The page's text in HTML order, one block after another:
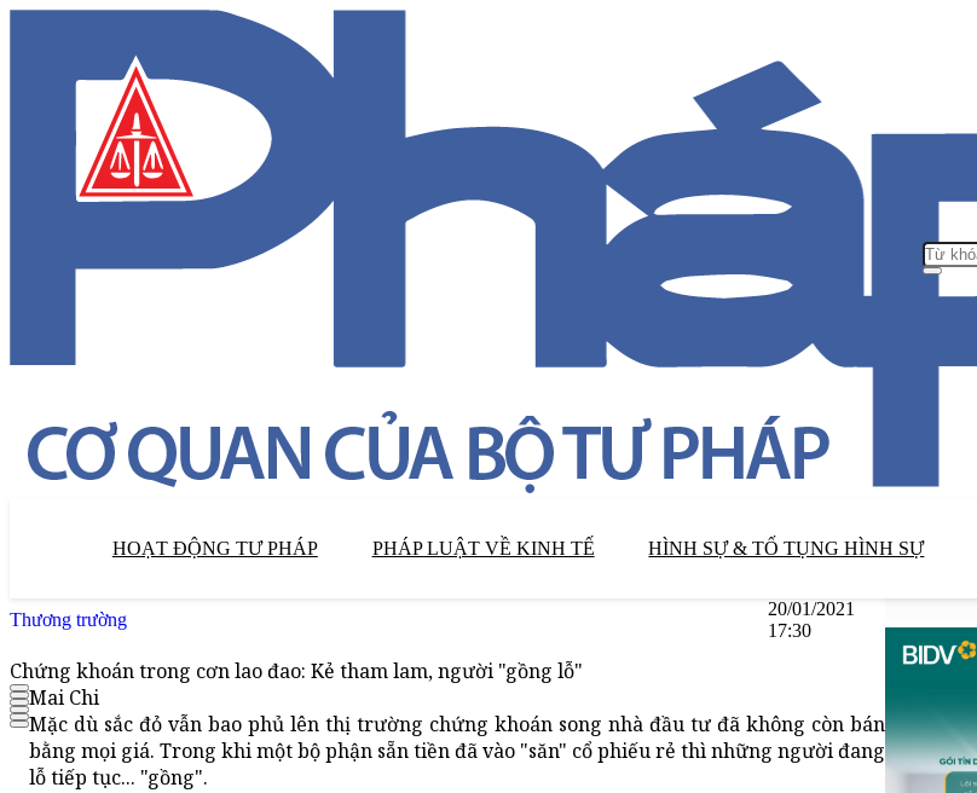
HOẠT ĐỘNG TƯ PHÁP PHÁP LUẬT VỀ KINH TẾ HÌNH SỰ & TỐ TỤNG HÌNH SỰ
Thương trường
20/01/2021
17:30
Chứng khoán trong cơn lao đao: Kẻ tham lam, người "gồng lỗ"
Mai Chi
Mặc dù sắc đỏ vẫn bao phủ lên thị trường chứng khoán song nhà đầu tư đã không còn bán
bằng mọi giá. Trong khi một bộ phận sẵn tiền đã vào "săn" cổ phiếu rẻ thì những người đang
lỗ tiếp tục... "gồng".